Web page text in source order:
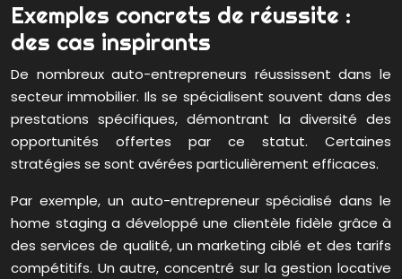
Exemples concrets de réussite :
des cas inspirants
De nombreux auto-entrepreneurs réussissent dans le
secteur immobilier. Ils se spécialisent souvent dans des
prestations spécifiques, démontrant la diversité des
opportunités offertes par ce statut. Certaines
stratégies se sont avérées particulièrement efficaces.
Par exemple, un auto-entrepreneur spécialisé dans le
home staging a développé une clientèle fidèle grâce à
des services de qualité, un marketing ciblé et des tarifs
compétitifs. Un autre, concentré sur la gestion locative